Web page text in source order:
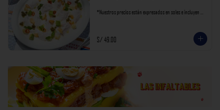
*Nuestros precios están expresados en soles e incluyen
S/ 49.00